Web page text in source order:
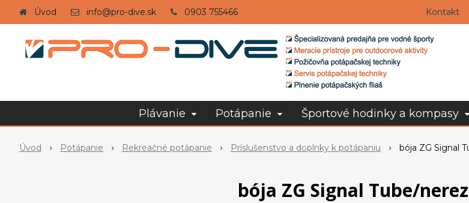
Úvod info@pro-dive.sk 0903 755466 Kontakt
Plávanie Potápanie Športové hodinky a kompasy
Úvod Potápanie Rekreačné potápanie Príslušenstvo a doplnky k potápaniu bója ZG Signal
bója ZG Signal Tube/